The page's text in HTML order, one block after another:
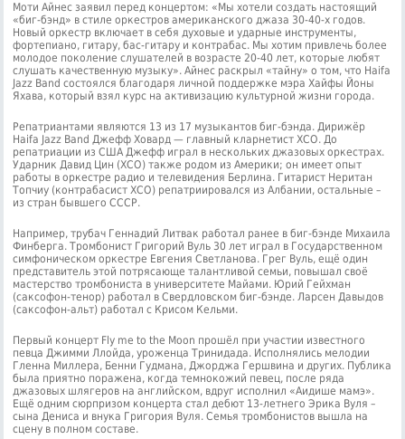
Моти Айнес заявил перед концертом: «Мы хотели создать настоящий
«биг-бэнд» в стиле оркестров американского джаза 30-40-х годов.
Новый оркестр включает в себя духовые и ударные инструменты,
фортепиано, гитару, бас-гитару и контрабас. Мы хотим привлечь более
молодое поколение слушателей в возрасте 20-40 лет, которые любят
слушать качественную музыку». Айнес раскрыл «тайну» о том, что Haifa
Jazz Band состоялся благодаря личной поддержке мэра Хайфы Йоны
Яхава, который взял курс на активизацию культурной жизни города.
Репатриантами являются 13 из 17 музыкантов биг-бэнда. Дирижёр
Haifa Jazz Band Джефф Ховард — главный кларнетист ХСО. До
репатриации из США Джефф играл в нескольких джазовых оркестрах.
Ударник Давид Цин (ХСО) также родом из Америки; он имеет опыт
работы в оркестре радио и телевидения Берлина. Гитарист Неритан
Топчиу (контрабасист ХСО) репатриировался из Албании, остальные –
из стран бывшего СССР.
Например, трубач Геннадий Литвак работал ранее в биг-бэнде Михаила
Финберга. Тромбонист Григорий Вуль 30 лет играл в Государственном
симфоническом оркестре Евгения Светланова. Грег Вуль, ещё один
представитель этой потрясающе талантливой семьи, повышал своё
мастерство тромбониста в университете Майами. Юрий Гейхман
(саксофон-тенор) работал в Свердловском биг-бэнде. Ларсен Давыдов
(саксофон-альт) работал с Крисом Кельми.
Первый концерт Fly me to the Moon прошёл при участии известного
певца Джимми Ллойда, уроженца Тринидада. Исполнялись мелодии
Гленна Миллера, Бенни Гудмана, Джорджа Гершвина и других. Публика
была приятно поражена, когда темнокожий певец, после ряда
джазовых шлягеров на английском, вдруг исполнил «Аидише мамэ».
Ещё одним сюрпризом концерта стал дебют 13-летнего Эрика Вуля –
сына Дениса и внука Григория Вуля. Семья тромбонистов вышла на
сцену в полном составе.